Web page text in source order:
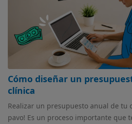
Cómo diseñar un
clínica
Realizar un presupuesto anual de tu
pavo! Es un proceso importante que